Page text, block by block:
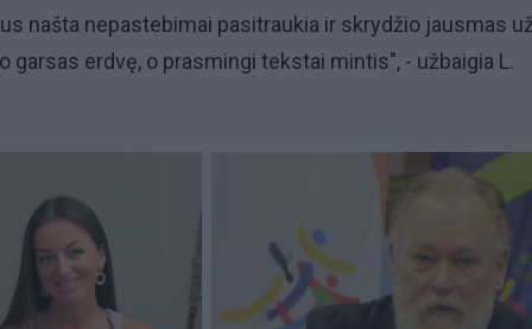
našta nepastebimai pasitraukia ir skrydžio jausmas
garsas erdvę, o prasmingi tekstai mintis", - užbaigia L.